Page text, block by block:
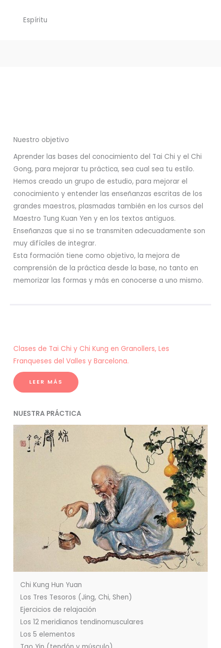
Espíritu
Nuestro objetivo
Aprender las bases del conocimiento del Tai Chi y el Chi
Gong, para mejorar tu práctica, sea cual sea tu estilo.
Hemos creado un grupo de estudio, para mejorar el
conocimiento y entender las enseñanzas escritas de los
grandes maestros, plasmadas también en los cursos del
Maestro Tung Kuan Yen y en los textos antiguos.
Enseñanzas que si no se transmiten adecuadamente son
muy difíciles de integrar.
Esta formación tiene como objetivo, la mejora de
comprensión de la práctica desde la base, no tanto en
memorizar las formas y más en conocerse a uno mismo.
Clases de Tai Chi y Chi Kung en Granollers, Les
Franqueses del Valles y Barcelona.
LEER MÁS
NUESTRA PRÁCTICA
Chi Kung Hun Yuan
Los Tres Tesoros (Jing, Chi, Shen)
Ejercicios de relajación
Los 12 meridianos tendinomusculares
Los 5 elementos